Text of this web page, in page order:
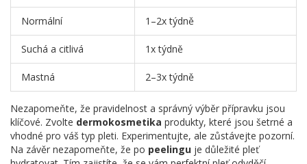
Normální 1–2x týdně
Suchá a citlivá 1x týdně
Mastná 2–3x týdně
Nezapomeňte, že pravidelnost a správný výběr přípravku jsou
klíčové. Zvolte dermokosmetika produkty, které jsou šetrné a
vhodné pro váš typ pleti. Experimentujte, ale zůstávejte pozorní.
Na závěr nezapomeňte, že po peelingu je důležité pleť